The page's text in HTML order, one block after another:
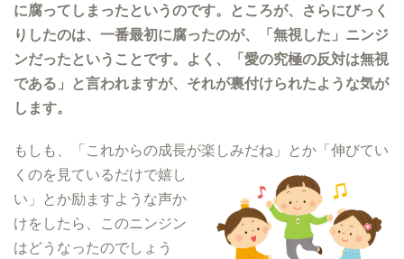
に腐ってしまったというのです。ところが、さらにびっく
りしたのは、一番最初に腐ったのが、「無視した」ニンジ
ンだったということです。よく、「愛の究極の反対は無視
である」と言われますが、それが裏付けられたような気が
します。
もしも、「これからの成長が楽しみだね」とか「伸びてい
くのを見ているだけで嬉し
い」とか励ますような声か
けをしたら、このニンジン
はどうなったのでしょう